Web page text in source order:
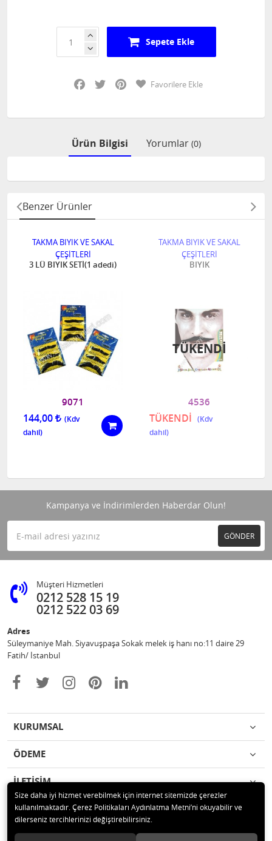
Sepete Ekle
Facebook
Twitter PinterestFavorilere Ekle
Ürün Bilgisi Yorumlar (0)
Benzer Ürünler
TAKMA BIYIK VE SAKAL
ÇEŞİTLERİ
3 LÜ BIYIK SETİ(1 adedi)
9071
144,00
TAKMA BIYIK VE SAKAL
ÇEŞİTLERİ
BIYIK
4536
TÜKENDİ
TÜKENDI
Kampanya ve İndirimlerden Haberdar Olun!
GÖNDER
Müşteri Hizmetleri
0212 528 15 19
0212 522 03 69
Adres
Süleymaniye Mah. Siyavuşpaşa Sokak melek iş hanı no:11 daire 29
Fatih/ İstanbul
KURUMSAL
ÖDEME
İLETİŞİM
© 2020 Ufuk Şaka Oyunları ve Parti Malzemeleri Merkezi Tüm hakları
saklıdır.
Size daha iyi hizmet verebilmek için internet sitemizde çerezler
kullanılmaktadır. Çerez Politikaları Aydınlatma Metni’ni okuyabilir ve
dilerseniz tercihlerinizi değiştirebilirsiniz.